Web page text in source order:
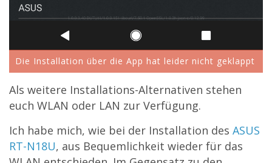
Die Installation über die App hat leider nicht geklappt
Als weitere Installations-Alternativen stehen
euch WLAN oder LAN zur Verfügung.
Ich habe mich, wie bei der Installation des ASUS
RT-N18U, aus Bequemlichkeit wieder für das